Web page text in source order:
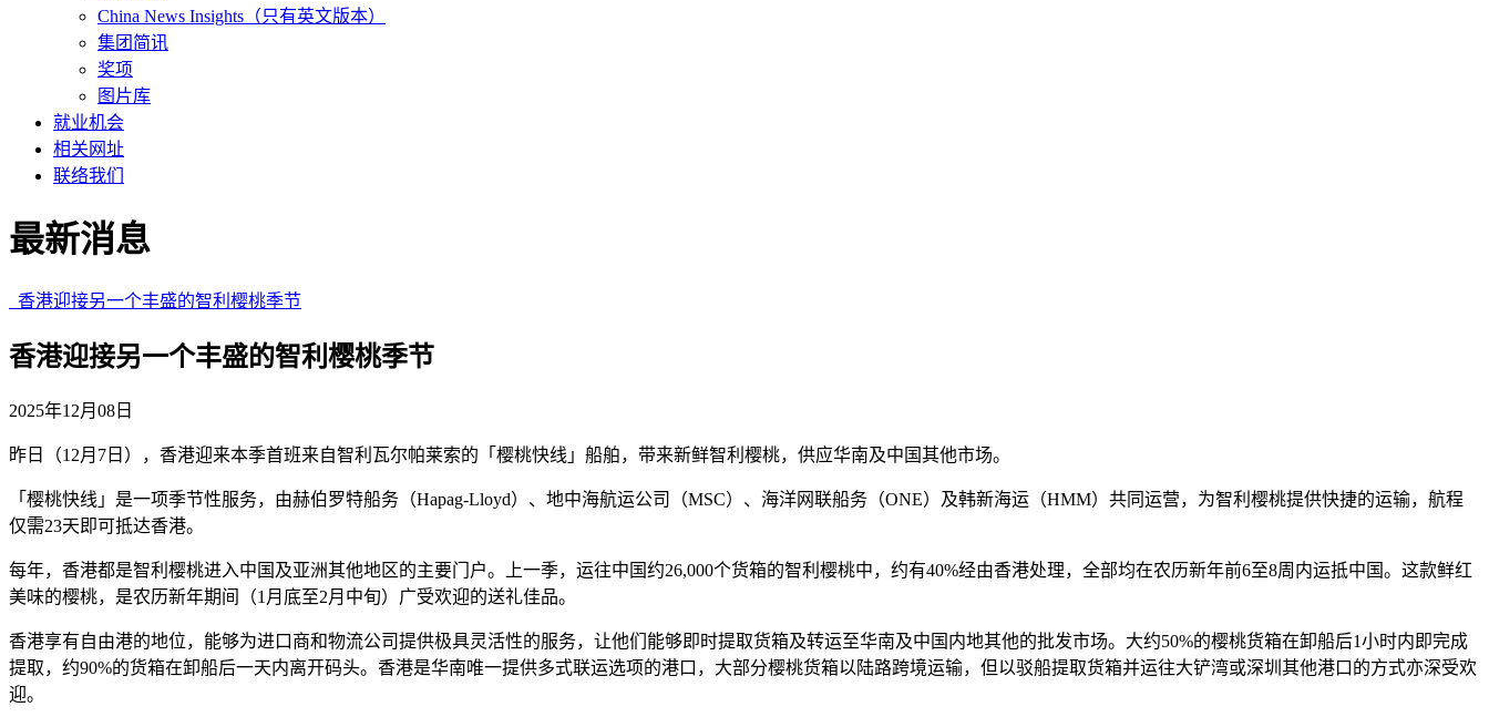
China News Insights（只有英文版本）
集团简讯
奖项
图片库
就业机会
相关网址
联络我们
最新消息
香港迎接另一个丰盛的智利樱桃季节
香港迎接另一个丰盛的智利樱桃季节
2025年12月08日
昨日（12月7日），香港迎来本季首班来自智利瓦尔帕莱索的「樱桃快线」船舶，带来新鲜智利樱桃，供应华南及中国其他市场。
「樱桃快线」是一项季节性服务，由赫伯罗特船务（Hapag-Lloyd）、地中海航运公司（MSC）、海洋网联船务（ONE）及韩新海运（HMM）共同运营，为智利樱桃提供快捷的运输，航程
仅需23天即可抵达香港。
每年，香港都是智利樱桃进入中国及亚洲其他地区的主要门户。上一季，运往中国约26,000个货箱的智利樱桃中，约有40%经由香港处理，全部均在农历新年前6至8周内运抵中国。这款鲜红
美味的樱桃，是农历新年期间（1月底至2月中旬）广受欢迎的送礼佳品。
香港享有自由港的地位，能够为进口商和物流公司提供极具灵活性的服务，让他们能够即时提取货箱及转运至华南及中国内地其他的批发市场。大约50%的樱桃货箱在卸船后1小时内即完成
提取，约90%的货箱在卸船后一天内离开码头。香港是华南唯一提供多式联运选项的港口，大部分樱桃货箱以陆路跨境运输，但以驳船提取货箱并运往大铲湾或深圳其他港口的方式亦深受欢
迎。